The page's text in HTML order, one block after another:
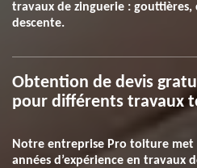
travaux de zinguerie : gouttières,
descente.
Obtention de devis
pour différents travaux
Notre entreprise Pro toiture met
années d’expérience en travaux